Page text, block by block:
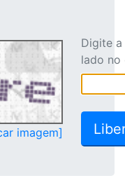
imagem]
Digite
lado no